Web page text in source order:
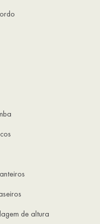
de altura